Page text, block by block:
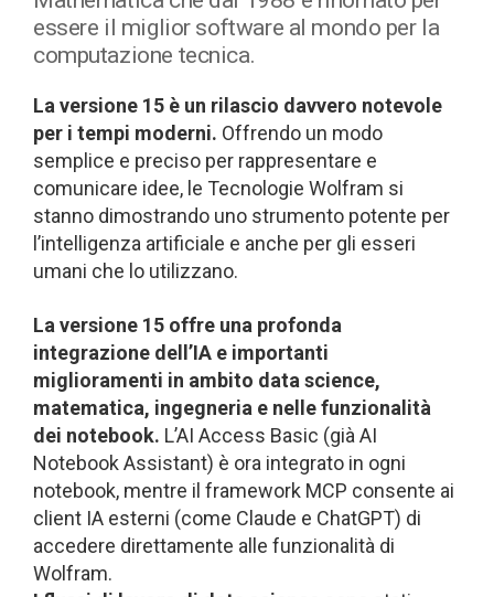
essere il miglior software al mondo per la
computazione tecnica.
La versione 15 è un rilascio davvero notevole
per i tempi moderni. Offrendo un modo
semplice e preciso per rappresentare e
comunicare idee, le Tecnologie Wolfram si
stanno dimostrando uno strumento potente per
l’intelligenza artificiale e anche per gli esseri
umani che lo utilizzano.
La versione 15 offre una profonda
integrazione dell’IA e importanti
miglioramenti in ambito data science,
matematica, ingegneria e nelle funzionalità
dei notebook. L’AI Access Basic (già AI
Notebook Assistant) è ora integrato in ogni
notebook, mentre il framework MCP consente ai
client IA esterni (come Claude e ChatGPT) di
accedere direttamente alle funzionalità di
Wolfram.